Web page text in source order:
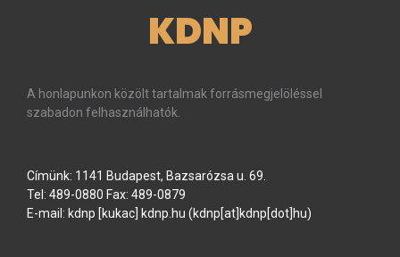
KDNP
A honlapunkon közölt tartalmak forrásmegjelöléssel
szabadon felhasználhatók.
Címünk: 1141 Budapest, Bazsarózsa u. 69.
Tel: 489-0880 Fax: 489-0879
E-mail: kdnp [kukac] kdnp.hu (kdnp[at]kdnp[dot]hu)